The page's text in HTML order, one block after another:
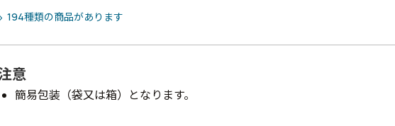
194種類の商品があります
意
簡易包装（袋又は箱）となります。